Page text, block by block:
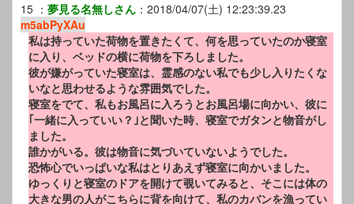
15 ： 夢見る名無しさん ： 2018/04/07(土) 12:23:39.23
m5abPyXAu
私は持っていた荷物を置きたくて、何を思っていたのか寝室
に入り、ベッドの横に荷物を下ろしました。
彼が嫌がっていた寝室は、霊感のない私でも少し入りたくな
いなと思わせるような雰囲気でした。
寝室をでて、私もお風呂に入ろうとお風呂場に向かい、彼に
｢一緒に入っていい？｣と聞いた時、寝室でガタンと物音がし
ました。
誰かがいる。彼は物音に気づいていないようでした。
恐怖心でいっぱいな私はとりあえず寝室に向かいました。
ゆっくりと寝室のドアを開けて覗いてみると、そこには体の
大きな男の人がこちらに背を向けて、私のカバンを漁ってい